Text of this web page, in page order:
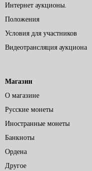
Интернет аукционы.
Положения
Условия для участников
Видеотрансляция аукциона
Магазин
О магазине
Русские монеты
Иностранные монеты
Банкноты
Ордена
Другое